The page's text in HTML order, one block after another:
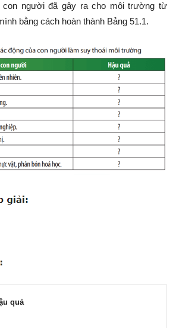
con người đã gây ra cho môi trường từ
bằng cách hoàn thành Bảng 51.1.
quả